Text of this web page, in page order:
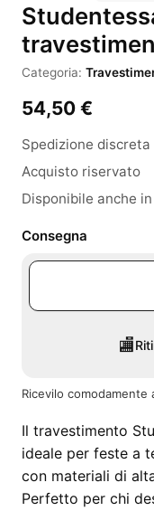
Categoria:
54,50 €
Spedizione discreta
Acquisto riservato
Disponibile anche
Consegna
🏬
Ricevilo comodamente
Il travestimento
ideale per feste a
con materiali di
Perfetto per chi